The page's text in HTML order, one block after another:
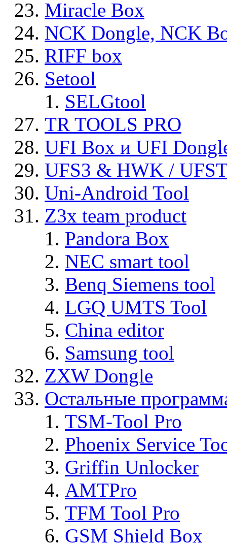
Miracle Box
NCK Dongle, NCK
RIFF box
Setool
SELGtool
TR TOOLS PRO
UFI Box и UFI
UFS3 & HWK /
Uni-Android Tool
Z3x team product
Pandora Box
NEC smart tool
Benq Siemens tool
LGQ UMTS Tool
China editor
Samsung tool
ZXW Dongle
Остальные
TSM-Tool Pro
Phoenix Service
Griffin Unlocker
AMTPro
TFM Tool Pro
GSM Shield Box